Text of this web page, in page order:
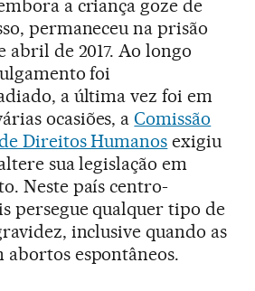
a criança goze de
permaneceu na prisão
abril de 2017. Ao longo
foi
a última vez foi em
ocasiões, aComissão
Direitos Humanos exigiu
sua legislação em
Neste país centro-
persegue qualquer tipo de
inclusive quando as
espontâneos.